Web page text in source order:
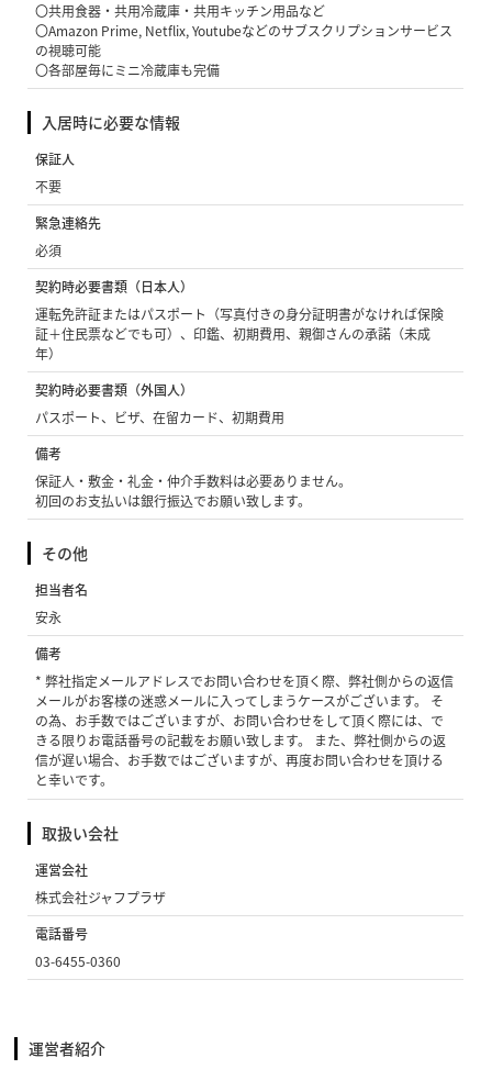
〇共用食器・共用冷蔵庫・共用キッチン用品など
〇Amazon Prime, Netflix, Youtubeなどのサブスクリプションサービス
の視聴可能
〇各部屋毎にミニ冷蔵庫も完備
入居時に必要な情報
保証人
不要
緊急連絡先
必須
契約時必要書類（日本人）
運転免許証またはパスポート（写真付きの身分証明書がなければ保険
証＋住民票などでも可）、印鑑、初期費用、親御さんの承諾（未成
年）
契約時必要書類（外国人）
パスポート、ビザ、在留カード、初期費用
備考
保証人・敷金・礼金・仲介手数料は必要ありません。
初回のお支払いは銀行振込でお願い致します。
その他
担当者名
安永
備考
* 弊社指定メールアドレスでお問い合わせを頂く際、弊社側からの返信
メールがお客様の迷惑メールに入ってしまうケースがございます。 そ
の為、お手数ではございますが、お問い合わせをして頂く際には、で
きる限りお電話番号の記載をお願い致します。 また、弊社側からの返
信が遅い場合、お手数ではございますが、再度お問い合わせを頂ける
と幸いです。
取扱い会社
運営会社
株式会社ジャフプラザ
電話番号
03-6455-0360
運営者紹介